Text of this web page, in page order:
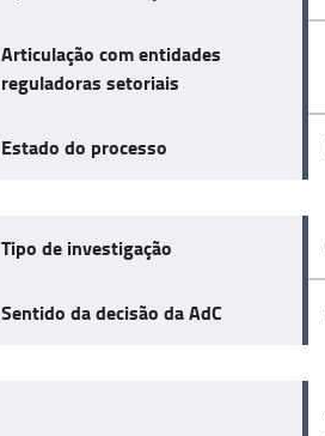
Articulação com entidades
reguladoras setoriais
Estado do processo
Tipo de investigação
Sentido da decisão da AdC